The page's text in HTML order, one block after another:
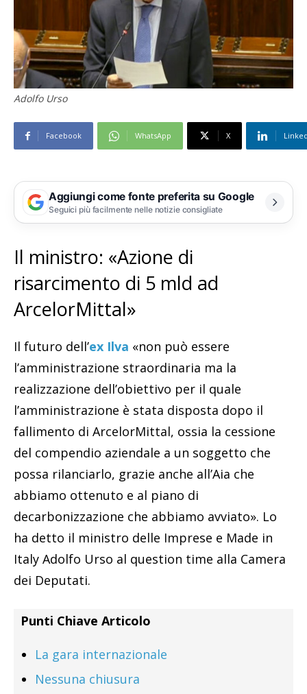
Adolfo Urso
Facebook WhatsApp X
Aggiungi come fonte preferita su Google
Seguici più facilmente nelle notizie consigliate
Il ministro: «Azione di
risarcimento di 5 mld ad
ArcelorMittal»
Il futuro dell’ex Ilva «non può essere
l’amministrazione straordinaria ma la
realizzazione dell’obiettivo per il quale
l’amministrazione è stata disposta dopo il
fallimento di ArcelorMittal, ossia la cessione
del compendio aziendale a un soggetto che
possa rilanciarlo, grazie anche all’Aia che
abbiamo ottenuto e al piano di
decarbonizzazione che abbiamo avviato». Lo
ha detto il ministro delle Imprese e Made in
Italy Adolfo Urso al question time alla Camera
dei Deputati.
Punti Chiave Articolo
La gara internazionale
Nessuna chiusura